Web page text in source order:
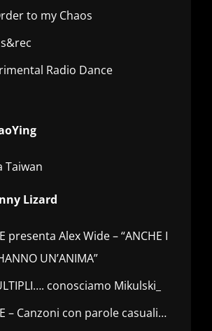
to my Chaos
Radio Dance
Taiwan
Lizard
presenta Alex Wide – “ANCHE I
UN’ANIMA”
conosciamo Mikulski_
– Canzoni con parole casuali…